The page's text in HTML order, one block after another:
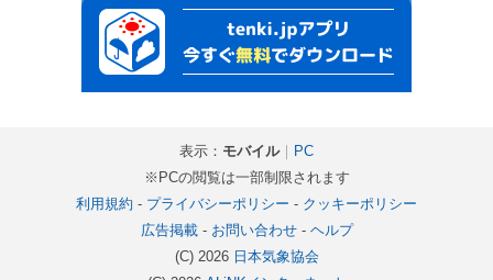
表示： モバイル｜ PC
※PCの閲覧は一部制限されます
利用規約 - プライバシーポリシー - クッキーポリシー
広告掲載- お問い合わせ- ヘルプ
(C) 2026 日本気象協会